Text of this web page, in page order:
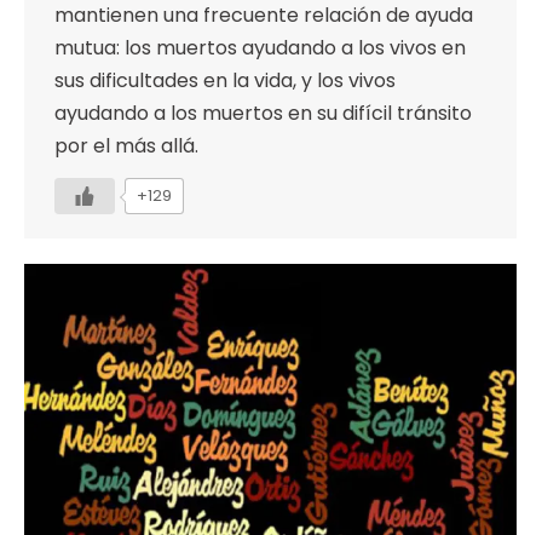
mantienen una frecuente relación de ayuda
mutua: los muertos ayudando a los vivos en
sus dificultades en la vida, y los vivos
ayudando a los muertos en su difícil tránsito
por el más allá.
+129